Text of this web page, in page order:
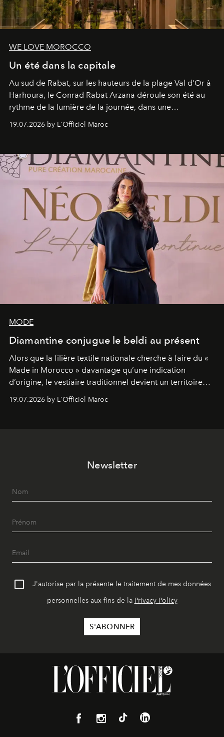
WE LOVE MOROCCO
Un été dans la capitale
Au sud de Rabat, sur les hauteurs de la plage Val d'Or à
Harhoura, le Conrad Rabat Arzana déroule son été au
rythme de la lumière de la journée, dans une
programmation pensée comme une succession de
rendez-vous avec l’océan.
19.07.2026 by L'Officiel Maroc
MODE
Diamantine conjugue le beldi au présent
Alors que la filière textile nationale cherche à faire du «
Made in Morocco » davantage qu’une indication
d’origine, le vestiaire traditionnel devient un territoire
d’expérimentation. Avec Néo Beldi, Diamantine en
révise les proportions et les usages pour l’inscrire dans
19.07.2026 by L'Officiel Maroc
Newsletter
J'autorise par la présente le traitement de mes données
personnelles aux fins de la Privacy Policy